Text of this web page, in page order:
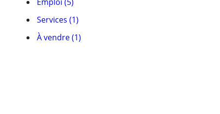
Services (1)
À vendre (1)